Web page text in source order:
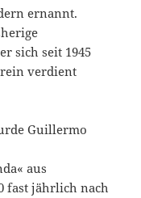
ernannt.
sich seit 1945
verdient
Guillermo
aus
fast jährlich nach